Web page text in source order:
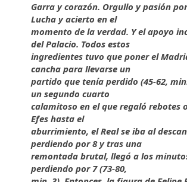
Garra y corazón. Orgullo y pasión
Lucha y acierto en el
momento de la verdad. Y el apoyo
del Palacio. Todos estos
ingredientes tuvo que poner el
cancha para llevarse un
partido que tenía perdido (45-62,
un segundo cuarto
calamitoso en el que regaló rebotes
Efes hasta el
aburrimiento, el Real se iba al
perdiendo por 8 y tras una
remontada brutal, llegó a los
perdiendo por 7 (73-80,